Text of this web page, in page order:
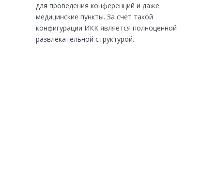
для проведения конференций и даже
медицинские пункты. За счет такой
конфигурации ИКК является полноценной
развлекательной структурой.